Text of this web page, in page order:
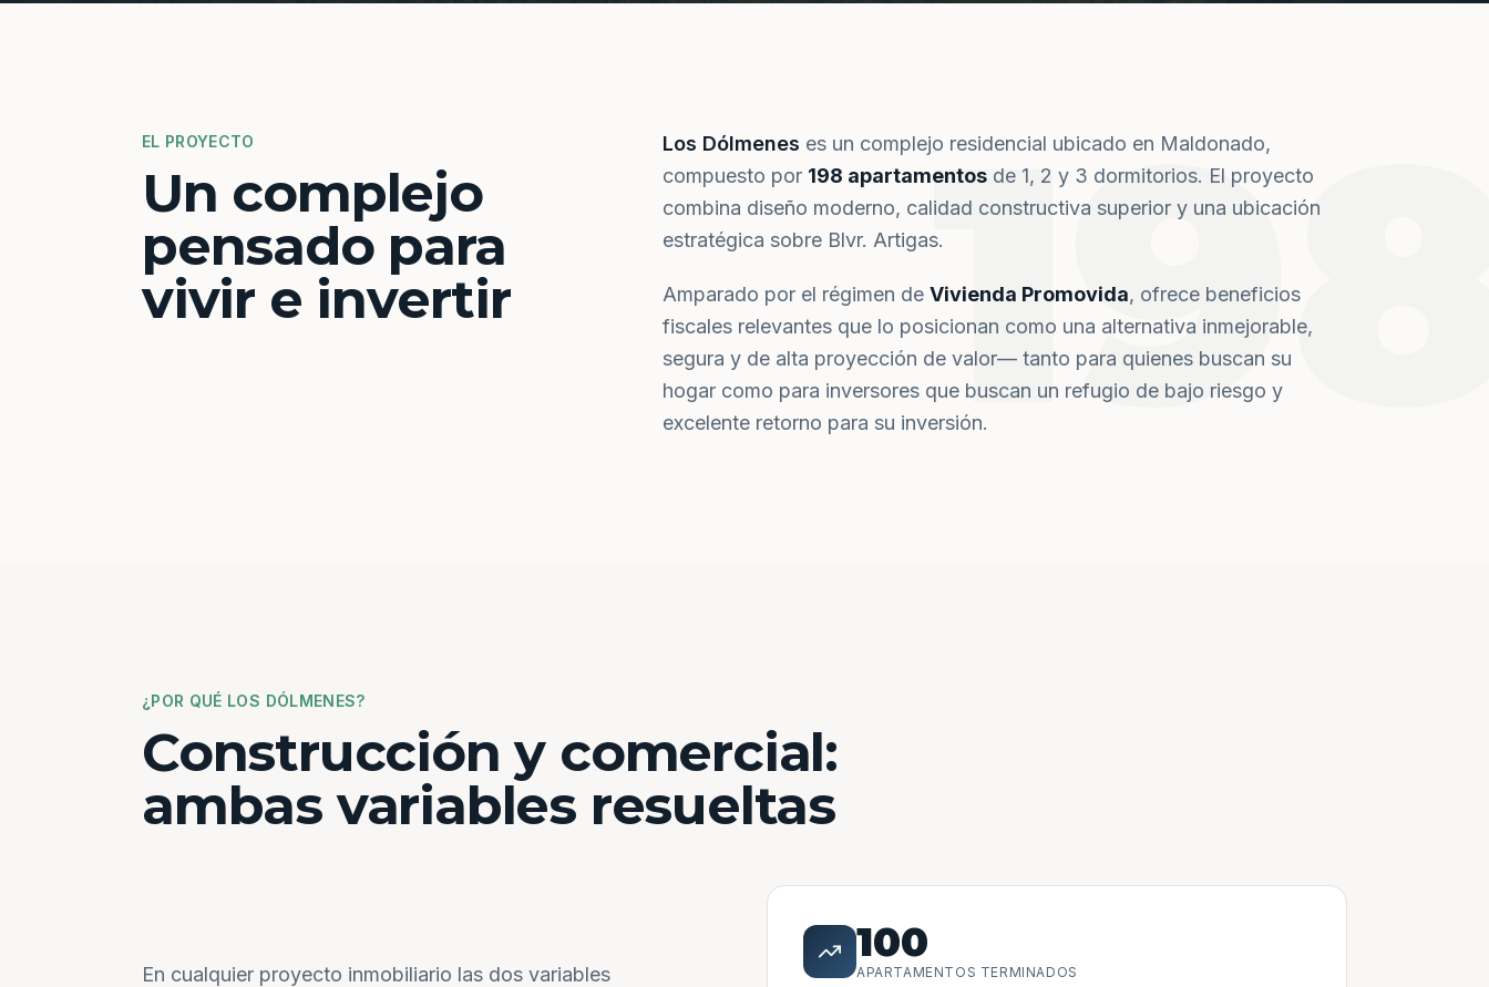
EL PROYECTO
Un complejo
pensado para
vivir e invertir
Los Dólmenes es un complejo residencial ubicado en Maldonado,
compuesto por 198 apartamentos de 1, 2 y 3 dormitorios. El proyecto
combina diseño moderno, calidad constructiva superior y una ubicación
estratégica sobre Blvr. Artigas.
Amparado por el régimen de Vivienda Promovida, ofrece beneficios
fiscales relevantes que lo posicionan como una alternativa inmejorable,
segura y de alta proyección de valor— tanto para quienes buscan su
hogar como para inversores que buscan un refugio de bajo riesgo y
excelente retorno para su inversión.
¿POR QUÉ LOS DÓLMENES?
Construcción y comercial:
ambas variables resueltas
En cualquier proyecto inmobiliario las dos variables
100
APARTAMENTOS TERMINADOS